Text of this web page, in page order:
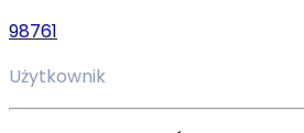
98761
Użytkownik